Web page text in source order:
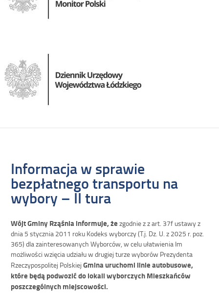
Informacja w sprawie
bezpłatnego transportu na
wybory – II tura
Wójt Gminy Rząśnia informuje,że zgodnie z z art. 37f ustawy z
dnia 5 stycznia 2011 roku Kodeks wyborczy (T.j. Dz. U. z 2025 r. poz.
365) dla zainteresowanych Wyborców, w celu ułatwienia Im
możliwości wzięcia udziału w drugiej turze wyborów Prezydenta
Rzeczypospolitej PolskiejGmina uruchomi linie autobusowe,
które będą podwozić do lokali wyborczych Mieszkańców
poszczególnych miejscowości.